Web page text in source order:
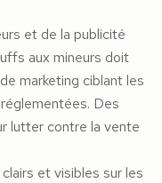
et de la publicité
aux mineurs doit
marketing ciblant les
Des
lutter contre la vente
et visibles sur les